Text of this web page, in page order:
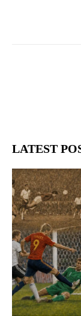
LATEST